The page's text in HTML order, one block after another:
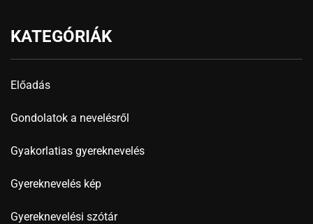
KATEGÓRIÁK
Előadás
Gondolatok a nevelésről
Gyakorlatias gyereknevelés
Gyereknevelés kép
Gyereknevelési szótár